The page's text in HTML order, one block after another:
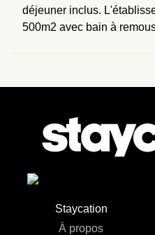
déjeuner inclus.
500m2 avec bain à
Staycation
À propos